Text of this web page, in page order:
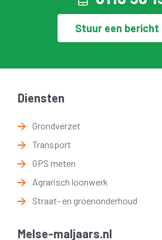
Stuur een bericht
Diensten
Grondverzet
Transport
GPS meten
Agrarisch loonwerk
Straat- en groenonderhoud
Melse-maljaars.nl